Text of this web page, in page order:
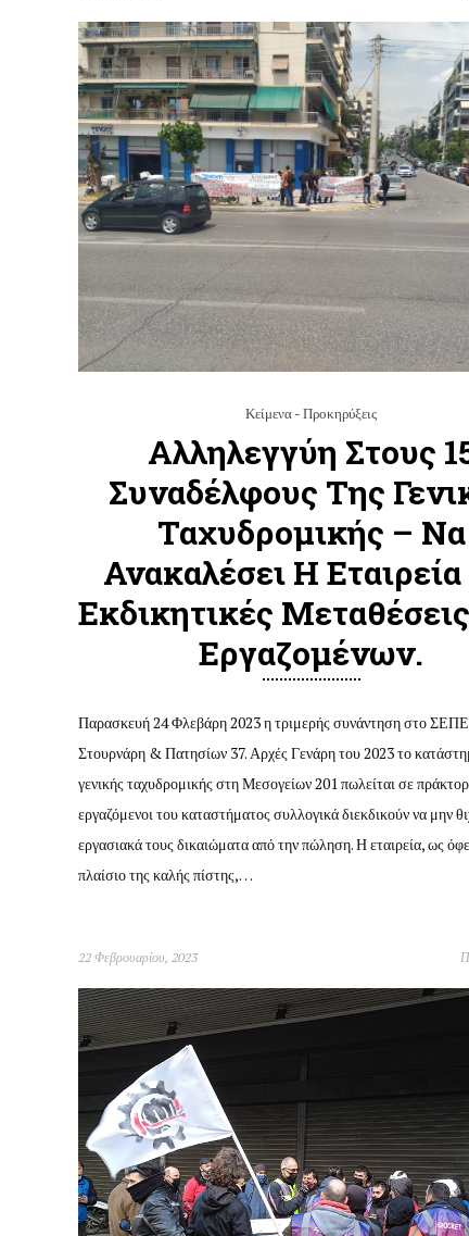
Κείμενα - Προκηρύξεις
Αλληλεγγύη Στους
Συναδέλφους Της
Ταχυδρομικής – Να
Ανακαλέσει Η Εταιρεία
Εκδικητικές
Εργαζομένων.
Παρασκευή 24 Φλεβάρη 2023 η τριμερής συνάντηση στο
Στουρνάρη & Πατησίων 37. Αρχές Γενάρη του 2023 το
γενικής ταχυδρομικής στη Μεσογείων 201 πωλείται σε
εργαζόμενοι του καταστήματος συλλογικά διεκδικούν να μην
εργασιακά τους δικαιώματα από την πώληση. Η εταιρεία, ως
πλαίσιο της καλής πίστης,…
22 Φεβρουαρίου, 2023